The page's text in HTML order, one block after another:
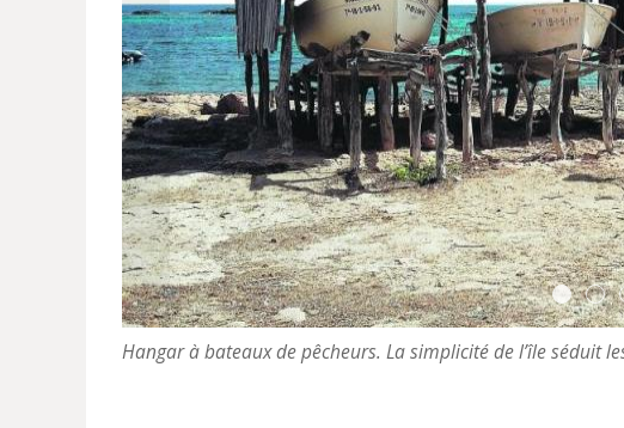
Hangar à bateaux de pêcheurs. La simplicité de l’île séduit